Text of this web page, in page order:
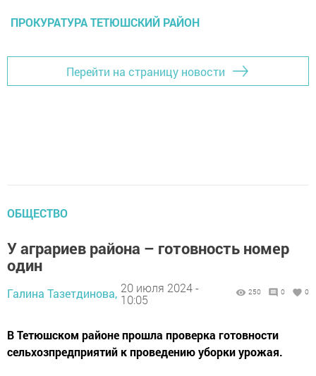
ПРОКУРАТУРА ТЕТЮШСКИЙ РАЙОН
Перейти на страницу новости
ОБЩЕСТВО
У аграриев района – готовность номер
один
Галина Тазетдинова, 20 июля 2024 -
10:05
250 0 0
В Тетюшском районе прошла проверка готовности
сельхозпредприятий к проведению уборки урожая.